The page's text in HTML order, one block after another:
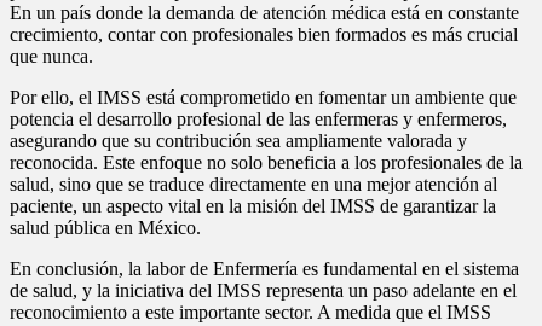
En un país donde la demanda de atención médica está en constante
crecimiento, contar con profesionales bien formados es más crucial
que nunca.
Por ello, el IMSS está comprometido en fomentar un ambiente que
potencia el desarrollo profesional de las enfermeras y enfermeros,
asegurando que su contribución sea ampliamente valorada y
reconocida. Este enfoque no solo beneficia a los profesionales de la
salud, sino que se traduce directamente en una mejor atención al
paciente, un aspecto vital en la misión del IMSS de garantizar la
salud pública en México.
En conclusión, la labor de Enfermería es fundamental en el sistema
de salud, y la iniciativa del IMSS representa un paso adelante en el
reconocimiento a este importante sector. A medida que el IMSS